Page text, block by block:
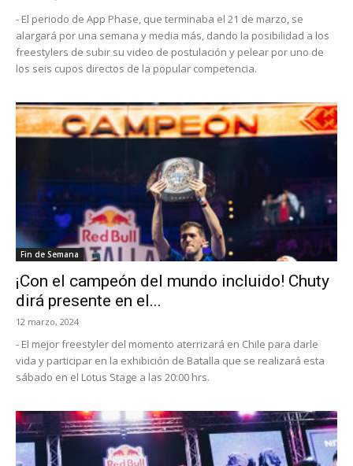
- El periodo de App Phase, que terminaba el 21 de marzo, se
alargará por una semana y media más, dando la posibilidad a los
freestylers de subir su video de postulación y pelear por uno de
los seis cupos directos de la popular competencia.
Fin de Semana
¡Con el campeón del mundo incluido! Chuty
dirá presente en el...
12 marzo, 2024
- El mejor freestyler del momento aterrizará en Chile para darle
vida y participar en la exhibición de Batalla que se realizará esta
sábado en el Lotus Stage a las 20:00 hrs.